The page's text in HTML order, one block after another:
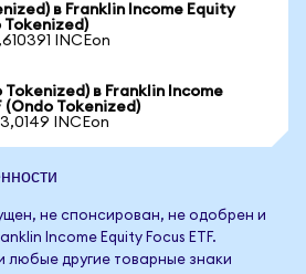
в Franklin Income Equity
Tokenized)
INCEon
Tokenized) в Franklin Income
(Ondo Tokenized)
INCEon
не спонсирован, не одобрен и
Income Equity Focus ETF.
любые другие товарные знаки